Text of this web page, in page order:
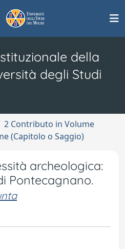
della
degli Studi
2 Contributo in Volume
(Capitolo o Saggio)
archeologica:
Pontecagnano.